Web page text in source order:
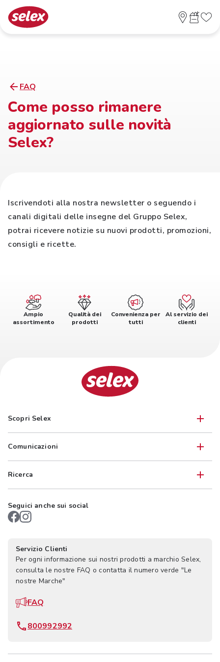
FAQ
Come posso rimanere
aggiornato sulle novità
Selex?
Iscrivendoti alla nostra newsletter o seguendo i
canali digitali delle insegne del Gruppo Selex,
potrai ricevere notizie su nuovi prodotti, promozioni,
consigli e ricette.
Ampio
assortimento
Qualità dei
prodotti
Convenienza per
tutti
Al servizio dei
clienti
Scopri Selex
Comunicazioni
Ricerca
Seguici anche sui social
Servizio Clienti
Per ogni informazione sui nostri prodotti a marchio Selex,
consulta le nostre FAQ o contatta il numero verde "Le
nostre Marche"
FAQ
800992992